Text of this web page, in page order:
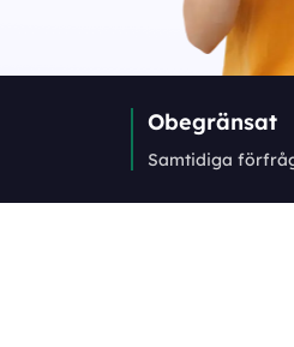
Obegränsat
Samtidiga